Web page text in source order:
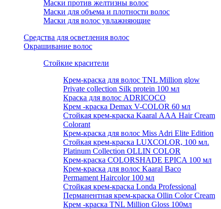
Маски против желтизны волос
Маски для объема и плотности волос
Маски для волос увлажняющие
Средства для осветления волос
Окрашивание волос
Стойкие красители
Крем-краска для волос TNL Million glow
Private collection Silk protein 100 мл
Краска для волос ADRICOCO
Крем -краска Demax V-COLOR 60 мл
Стойкая крем-краска Kaaral ААА Hair Cream
Colorant
Крем-краска для волос Miss Adri Elite Edition
Стойкая крем-краска LUXCOLOR, 100 мл.
Platinum Collection OLLIN COLOR
Крем-краска COLORSHADE EPICA 100 мл
Крем-краска для волос Kaaral Baco
Permament Haircolor 100 мл
Стойкая крем-краска Londa Professional
Перманентная крем-краска Ollin Color Cream
Крем -краска TNL Million Gloss 100мл